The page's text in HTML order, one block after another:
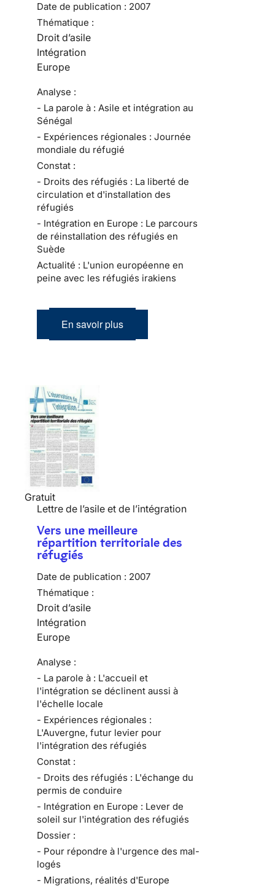
Date de publication : 2007
Thématique :
Droit d’asile
Intégration
Europe
Analyse :
- La parole à : Asile et intégration au
Sénégal
- Expériences régionales : Journée
mondiale du réfugié
Constat :
- Droits des réfugiés : La liberté de
circulation et d'installation des
réfugiés
- Intégration en Europe : Le parcours
de réinstallation des réfugiés en
Suède
Actualité : L'union européenne en
peine avec les réfugiés irakiens
En savoir plus
Gratuit
Lettre de l’asile et de l’intégration
Vers une meilleure
répartition territoriale des
réfugiés
Date de publication : 2007
Thématique :
Droit d’asile
Intégration
Europe
Analyse :
- La parole à : L'accueil et
l'intégration se déclinent aussi à
l'échelle locale
- Expériences régionales :
L'Auvergne, futur levier pour
l'intégration des réfugiés
Constat :
- Droits des réfugiés : L'échange du
permis de conduire
- Intégration en Europe : Lever de
soleil sur l'intégration des réfugiés
Dossier :
- Pour répondre à l'urgence des mal-
logés
- Migrations, réalités d'Europe